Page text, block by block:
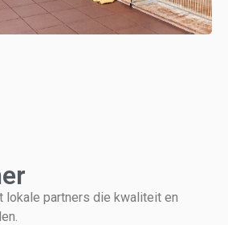
lokale partners die kwaliteit en